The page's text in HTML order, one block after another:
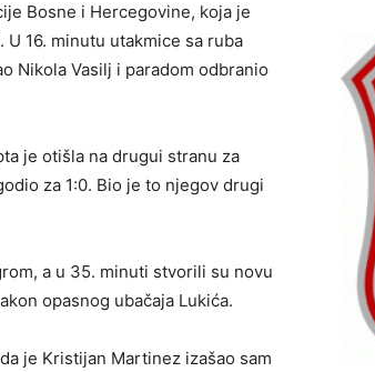
Bosne i Hercegovine, koja je
16. minutu utakmice sa ruba
Nikola Vasilj i paradom odbranio
je otišla na drugui stranu za
za 1:0. Bio je to njegov drugi
a u 35. minuti stvorili su novu
opasnog ubačaja Lukića.
je Kristijan Martinez izašao sam